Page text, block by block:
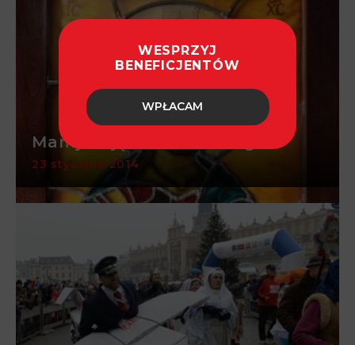
Mamy zdjęcia do katalogu
23 stycznia 2014
WESPRZYJ
BENEFICJENTÓW
WPŁACAM